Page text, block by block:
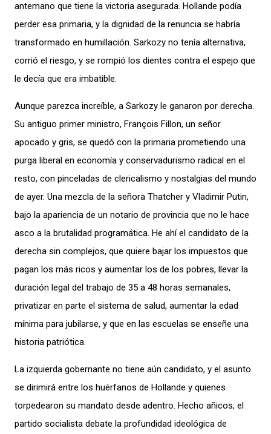
antemano que tiene la victoria asegurada. Hollande podía
perder esa primaria, y la dignidad de la renuncia se habría
transformado en humillación. Sarkozy no tenía alternativa,
corrió el riesgo, y se rompió los dientes contra el espejo que
le decía que era imbatible.
Aunque parezca increíble, a Sarkozy le ganaron por derecha.
Su antiguo primer ministro, François Fillon, un señor
apocado y gris, se quedó con la primaria prometiendo una
purga liberal en economía y conservadurismo radical en el
resto, con pinceladas de clericalismo y nostalgias del mundo
de ayer. Una mezcla de la señora Thatcher y Vladimir Putin,
bajo la apariencia de un notario de provincia que no le hace
asco a la brutalidad programática. He ahí el candidato de la
derecha sin complejos, que quiere bajar los impuestos que
pagan los más ricos y aumentar los de los pobres, llevar la
duración legal del trabajo de 35 a 48 horas semanales,
privatizar en parte el sistema de salud, aumentar la edad
mínima para jubilarse, y que en las escuelas se enseñe una
historia patriótica.
La izquierda gobernante no tiene aún candidato, y el asunto
se dirimirá entre los huérfanos de Hollande y quienes
torpedearon su mandato desde adentro. Hecho añicos, el
partido socialista debate la profundidad ideológica de